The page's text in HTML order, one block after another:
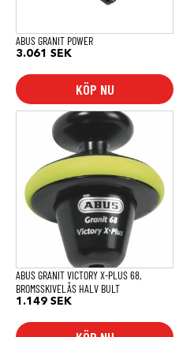
ABUS GRANIT POWER
3.061 SEK
KÖP NU
ABUS GRANIT VICTORY X-PLUS 68,
BROMSSKIVELÅS HALV BULT
1.149 SEK